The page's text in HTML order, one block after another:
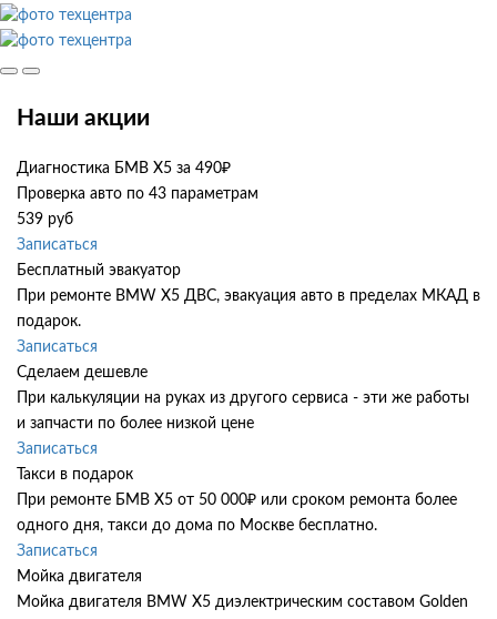
Наши акции
Диагностика БМВ Х5 за 490₽
Проверка авто по 43 параметрам
539 руб
Записаться
Бесплатный эвакуатор
При ремонте BMW X5 ДВС, эвакуация авто в пределах МКАД в
подарок.
Записаться
Сделаем дешевле
При калькуляции на руках из другого сервиса - эти же работы
и запчасти по более низкой цене
Записаться
Такси в подарок
При ремонте БМВ Х5 от 50 000₽ или сроком ремонта более
одного дня, такси до дома по Москве бесплатно.
Записаться
Мойка двигателя
Мойка двигателя BMW X5 диэлектрическим составом Golden